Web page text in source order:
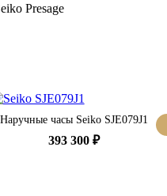
Presage
Наручные часы Seiko SJE079J1
393 300 ₽